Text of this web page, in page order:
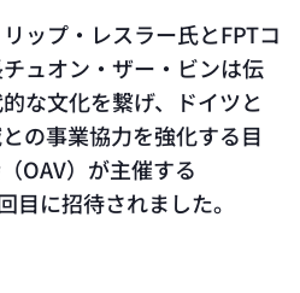
ップ・レスラー氏とFPTコ
ュオン・ザー・ビンは伝
な文化を繋げ、ドイツと
の事業協力を強化する目
OAV）が主催する
に招待されました。